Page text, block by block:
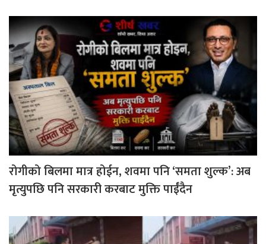
रोगीको बिलमा मात्र होईन, शवमा पनि ‘समता शुल्क’: अब
मृत्युपछि पनि सरकारी करबाट मुक्ति पाईँदैन